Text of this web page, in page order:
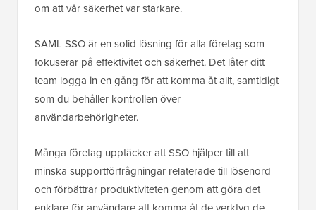
om att vår säkerhet var starkare.
SAML SSO är en solid lösning för alla företag som
fokuserar på effektivitet och säkerhet. Det låter ditt
team logga in en gång för att komma åt allt, samtidigt
som du behåller kontrollen över
användarbehörigheter.
Många företag upptäcker att SSO hjälper till att
minska supportförfrågningar relaterade till lösenord
och förbättrar produktiviteten genom att göra det